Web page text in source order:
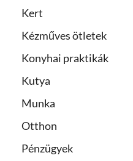
Kert
Kézműves ötletek
Konyhai praktikák
Kutya
Munka
Otthon
Pénzügyek